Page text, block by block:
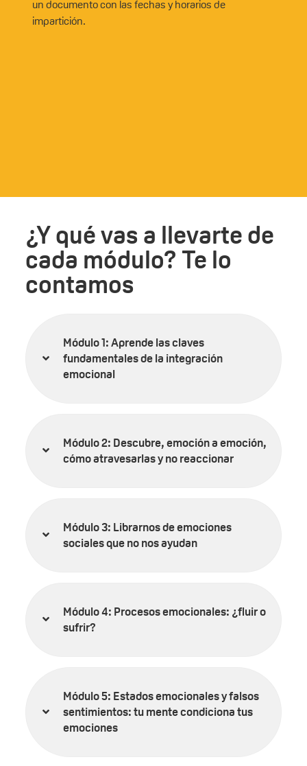
un documento con las fechas y horarios de
impartición.
¿Y qué vas a llevarte de
cada módulo? Te lo
contamos
Módulo 1: Aprende las claves
fundamentales de la integración
emocional
Módulo 2: Descubre, emoción a emoción,
cómo atravesarlas y no reaccionar
Módulo 3: Librarnos de emociones
sociales que no nos ayudan
Módulo 4: Procesos emocionales: ¿fluir o
sufrir?
Módulo 5: Estados emocionales y falsos
sentimientos: tu mente condiciona tus
emociones